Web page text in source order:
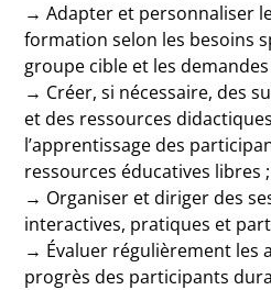
→ Adapter et personnaliser
formation selon les besoins
groupe cible et les
→ Créer, si nécessaire, des
et des ressources
l’apprentissage des
ressources éducatives libres ;
→ Organiser et diriger des
interactives, pratiques et
→ Évaluer régulièrement les
progrès des participants